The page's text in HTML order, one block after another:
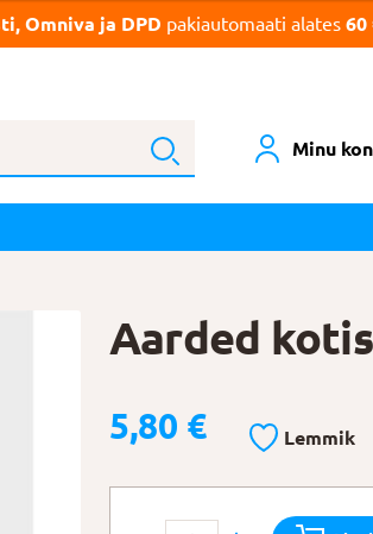
Omniva ja DPD pakiautomaati alates 60
Minu
Aarded kotis
5,80 € Lemmik